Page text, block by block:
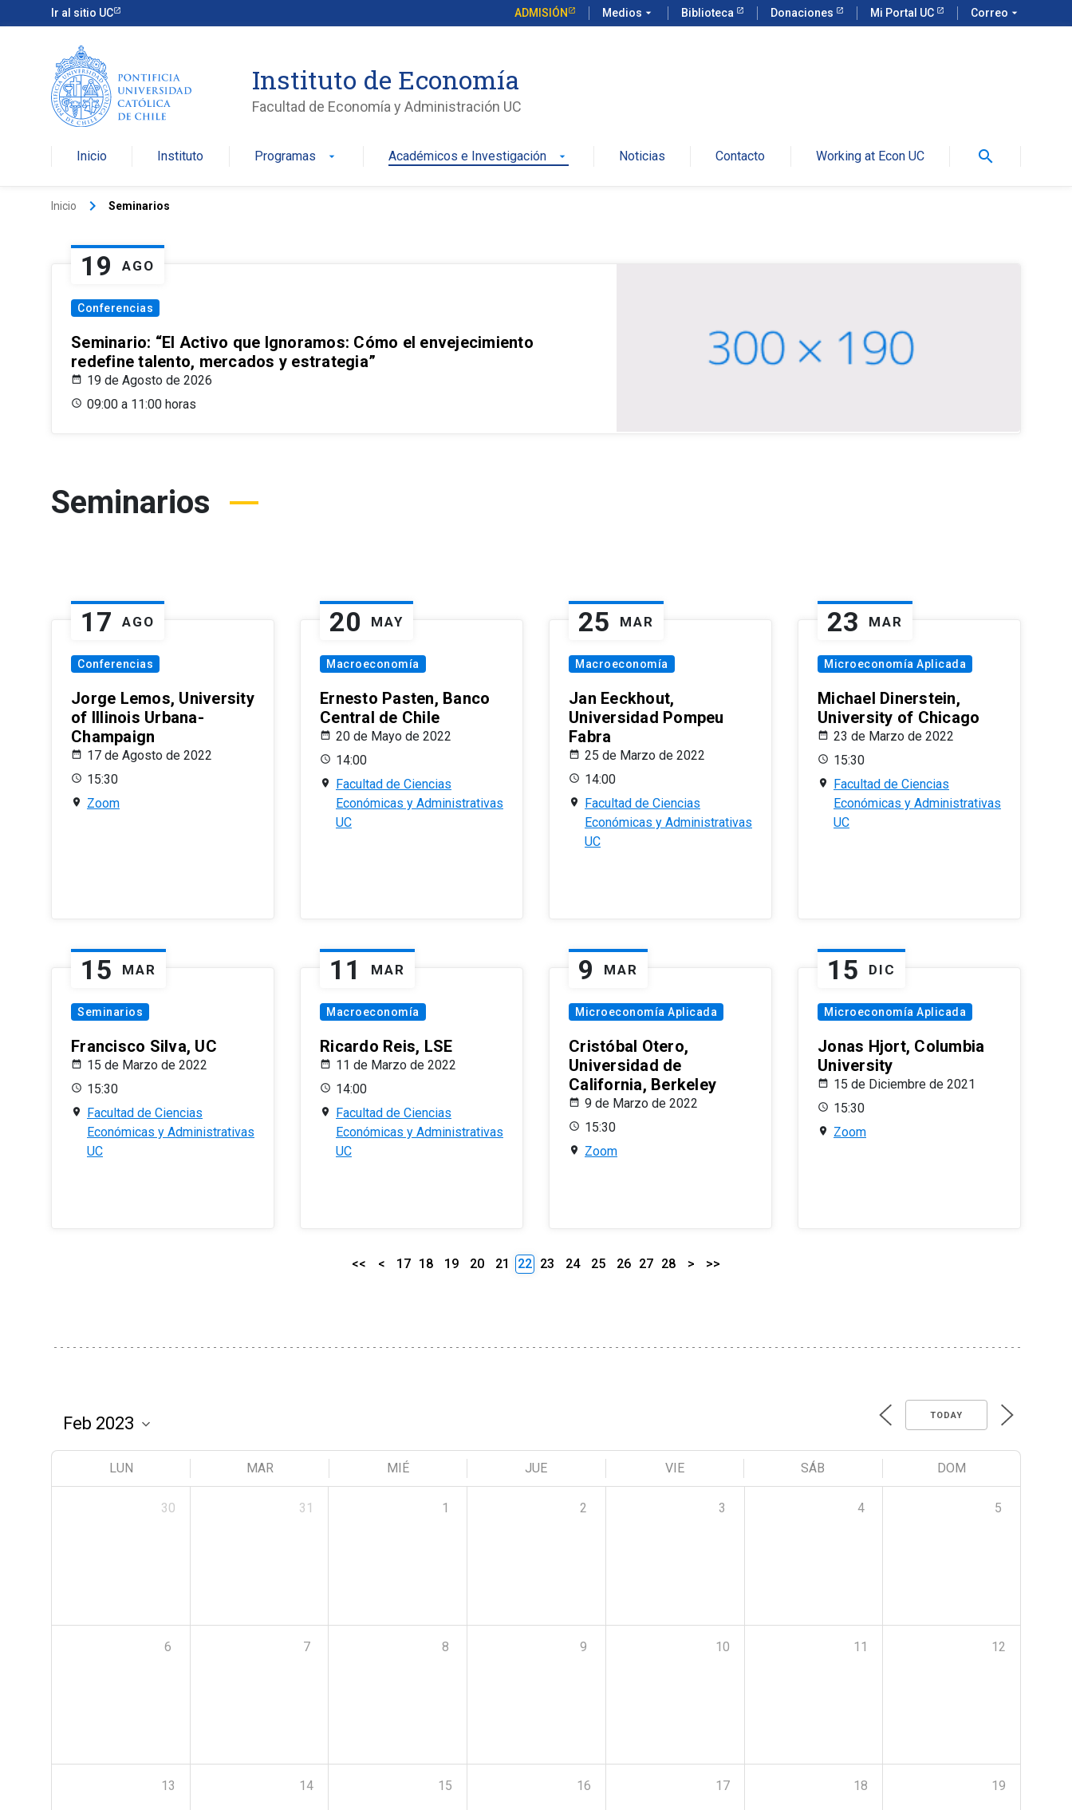
Ir al sitio UC ADMISIÓN Medios arrow_drop_down Biblioteca Donaciones Mi Portal UC Correo arrow_drop_down
Instituto de Economía
Facultad de Economía y Administración UC
Inicio Instituto Programas arrow_drop_down Académicos e Investigación arrow_drop_down Noticias Contacto Working at Econ UC search
Inicio keyboard_arrow_right Seminarios
19 AGO
Conferencias
Seminario: “El Activo que Ignoramos: Cómo el envejecimiento
redefine talento, mercados y estrategia”
19 de Agosto de 2026
09:00 a 11:00 horas
Seminarios
17 AGO
Conferencias
Jorge Lemos, University
of Illinois Urbana-
Champaign
17 de Agosto de 2022
15:30
Zoom
20 MAY
Macroeconomía
Ernesto Pasten, Banco
Central de Chile
20 de Mayo de 2022
14:00
Facultad de Ciencias
Económicas y Administrativas
UC
25 MAR
Macroeconomía
Jan Eeckhout,
Universidad Pompeu
Fabra
25 de Marzo de 2022
14:00
Facultad de Ciencias
Económicas y Administrativas
UC
23 MAR
Microeconomía Aplicada
Michael Dinerstein,
University of Chicago
23 de Marzo de 2022
15:30
Facultad de Ciencias
Económicas y Administrativas
UC
15 MAR
Seminarios
Francisco Silva, UC
15 de Marzo de 2022
15:30
Facultad de Ciencias
Económicas y Administrativas
UC
11 MAR
Macroeconomía
Ricardo Reis, LSE
11 de Marzo de 2022
14:00
Facultad de Ciencias
Económicas y Administrativas
UC
9 MAR
Microeconomía Aplicada
Cristóbal Otero,
Universidad de
California, Berkeley
9 de Marzo de 2022
15:30
Zoom
15 DIC
Microeconomía Aplicada
Jonas Hjort, Columbia
University
15 de Diciembre de 2021
15:30
Zoom
<< < 17 18 19 20 21 22 23 24 25 26 27 28 > >>
TODAY
LUN MAR MIÉ JUE VIE SÁB DOM
30 31 1 2 3 4 5
6 7 8 9 10 11 12
13 14 15 16 17 18 19